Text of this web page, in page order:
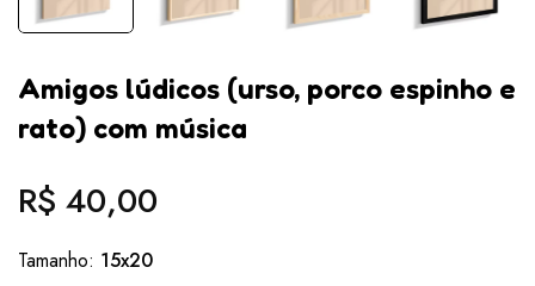
Amigos lúdicos (urso, porco espinho e
rato) com música
Preço
normal
R$ 40,00
Tamanho: 15x20